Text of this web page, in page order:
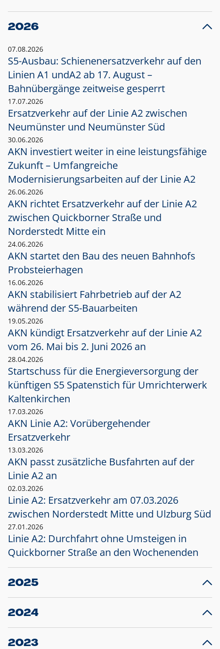
2026
07.08.2026
S5-Ausbau: Schienenersatzverkehr auf den
Linien A1 undA2 ab 17. August –
Bahnübergänge zeitweise gesperrt
17.07.2026
Ersatzverkehr auf der Linie A2 zwischen
Neumünster und Neumünster Süd
30.06.2026
AKN investiert weiter in eine leistungsfähige
Zukunft – Umfangreiche
Modernisierungsarbeiten auf der Linie A2
26.06.2026
AKN richtet Ersatzverkehr auf der Linie A2
zwischen Quickborner Straße und
Norderstedt Mitte ein
24.06.2026
AKN startet den Bau des neuen Bahnhofs
Probsteierhagen
16.06.2026
AKN stabilisiert Fahrbetrieb auf der A2
während der S5-Bauarbeiten
19.05.2026
AKN kündigt Ersatzverkehr auf der Linie A2
vom 26. Mai bis 2. Juni 2026 an
28.04.2026
Startschuss für die Energieversorgung der
künftigen S5 Spatenstich für Umrichterwerk
Kaltenkirchen
17.03.2026
AKN Linie A2: Vorübergehender
Ersatzverkehr
13.03.2026
AKN passt zusätzliche Busfahrten auf der
Linie A2 an
02.03.2026
Linie A2: Ersatzverkehr am 07.03.2026
zwischen Norderstedt Mitte und Ulzburg Süd
27.01.2026
Linie A2: Durchfahrt ohne Umsteigen in
Quickborner Straße an den Wochenenden
2025
23.12.2025
Projekt S5: Start der Bauarbeiten am
2024
10.12.2024
Großprojekt S5: Sperrung der Bahnstraße in
2023